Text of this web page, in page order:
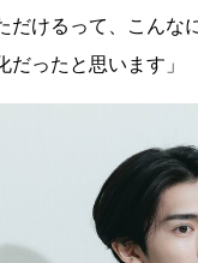
だけるって、こん
だったと思います」